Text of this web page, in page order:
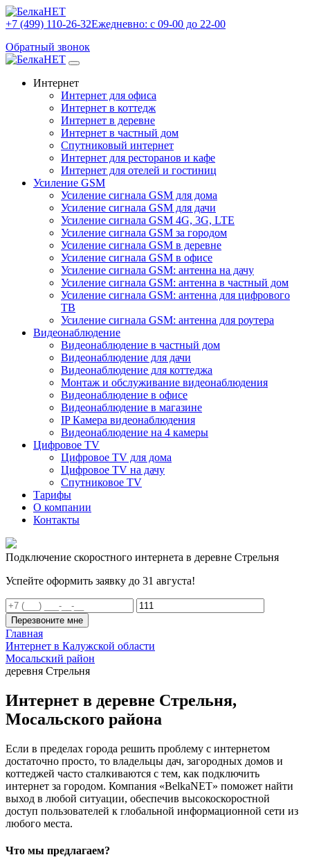
+7 (499) 110-26-32Ежедневно: с 09-00 до 22-00
Обратный звонок
Интернет
Интернет для офиса
Интернет в коттедж
Интернет в деревне
Интернет в частный дом
Спутниковый интернет
Интернет для ресторанов и кафе
Интернет для отелей и гостиниц
Усиление GSM
Усиление сигнала GSM для дома
Усиление сигнала GSM для дачи
Усиление сигнала GSM 4G, 3G, LTE
Усиление сигнала GSM за городом
Усиление сигнала GSM в деревне
Усиление сигнала GSM в офисе
Усиление сигнала GSM: антенна на дачу
Усиление сигнала GSM: антенна в частный дом
Усиление сигнала GSM: антенна для цифрового
ТВ
Усиление сигнала GSM: антенна для роутера
Видеонаблюдение
Видеонаблюдение в частный дом
Видеонаблюдение для дачи
Видеонаблюдение для коттеджа
Монтаж и обслуживание видеонаблюдения
Видеонаблюдение в офисе
Видеонаблюдение в магазине
IP Камера видеонаблюдения
Видеонаблюдение на 4 камеры
Цифровое TV
Цифровое TV для дома
Цифровое TV на дачу
Спутниковое TV
Тарифы
О компании
Контакты
Подключение скоростного интернета в деревне Стрельня
Успейте оформить заявку до 31 августа!
Перезвоните мне
Главная
Интернет в Калужской области
Мосальский район
деревня Стрельня
Интернет в деревне Стрельня,
Мосальского района
Если в пределах города решить проблему с интернетом
достаточно просто, то владельцы дач, загородных домов и
коттеджей часто сталкиваются с тем, как подключить
интернет за городом. Компания «BelkaNET» поможет найти
выход в любой ситуации, обеспечив высокоскоростной
доступ пользователей к глобальной информационной сети из
любого места.
Что мы предлагаем?